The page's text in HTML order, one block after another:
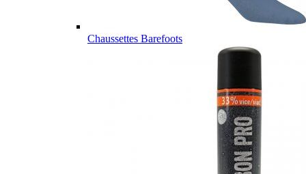
Chaussettes Barefoots